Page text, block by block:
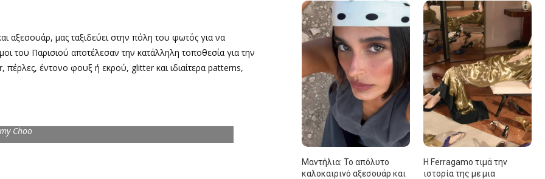
αξεσουάρ, μας ταξιδεύει στην πόλη του φωτός για να
του Παρισιού αποτέλεσαν την κατάλληλη τοποθεσία για την
πέρλες, έντονο φουξ ή εκρού, glitter και ιδιαίτερα patterns,
Choo
Μαντήλια: Το απόλυτο
καλοκαιρινό αξεσουάρ και
Η Ferragamo τιμά την
ιστορία της με μια